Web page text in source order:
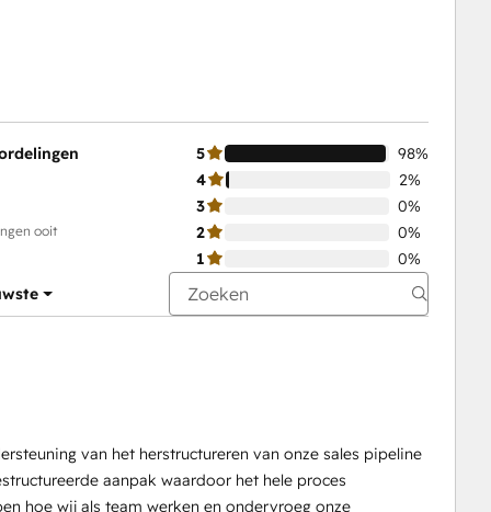
ooit
5
98%
4
2%
3
0%
2
0%
1
0%
van het herstructureren van onze sales pipeline
aanpak waardoor het hele proces
hoe wij als team werken en ondervroeg onze